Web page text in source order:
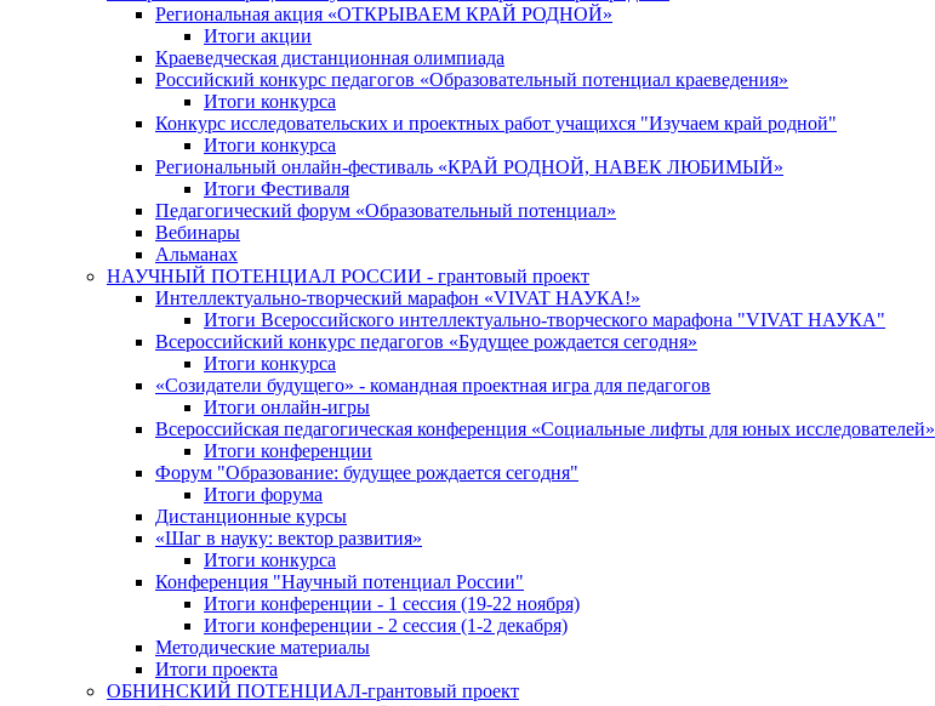
Региональная акция «ОТКРЫВАЕМ КРАЙ РОДНОЙ»
Итоги акции
Краеведческая дистанционная олимпиада
Российский конкурс педагогов «Образовательный потенциал краеведения»
Итоги конкурса
Конкурс исследовательских и проектных работ учащихся "Изучаем край родной"
Итоги конкурса
Региональный онлайн-фестиваль «КРАЙ РОДНОЙ, НАВЕК ЛЮБИМЫЙ»
Итоги Фестиваля
Педагогический форум «Образовательный потенциал»
Вебинары
Альманах
НАУЧНЫЙ ПОТЕНЦИАЛ РОССИИ - грантовый проект
Интеллектуально-творческий марафон «VIVAT НАУКА!»
Итоги Всероссийского интеллектуально-творческого марафона "VIVAT НАУКА"
Всероссийский конкурс педагогов «Будущее рождается сегодня»
Итоги конкурса
«Cозидатели будущего» - командная проектная игра для педагогов
Итоги онлайн-игры
Всероссийская педагогическая конференция «Cоциальные лифты для юных исследователей»
Итоги конференции
Форум "Образование: будущее рождается сегодня"
Итоги форума
Дистанционные курсы
«Шаг в науку: вектор развития»
Итоги конкурса
Конференция "Научный потенциал России"
Итоги конференции - 1 сессия (19-22 ноября)
Итоги конференции - 2 сессия (1-2 декабря)
Методические материалы
Итоги проекта
ОБНИНСКИЙ ПОТЕНЦИАЛ-грантовый проект